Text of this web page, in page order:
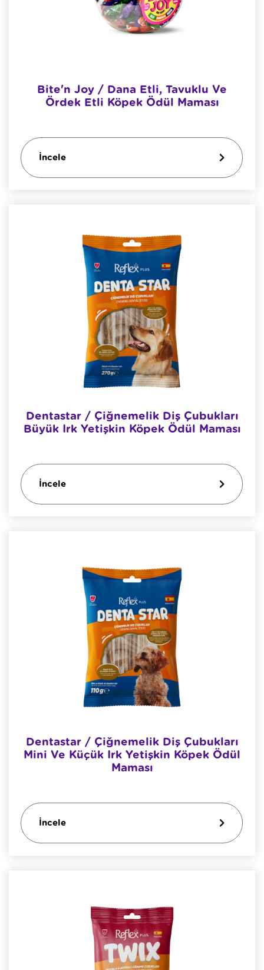
Bite'n Joy / Dana Etli, Tavuklu Ve
Ördek Etli Köpek Ödül Maması
İncele
Dentastar / Çiğnemelik Diş Çubukları
Büyük Irk Yetişkin Köpek Ödül Maması
İncele
Dentastar / Çiğnemelik Diş Çubukları
Mini Ve Küçük Irk Yetişkin Köpek Ödül
Maması
İncele